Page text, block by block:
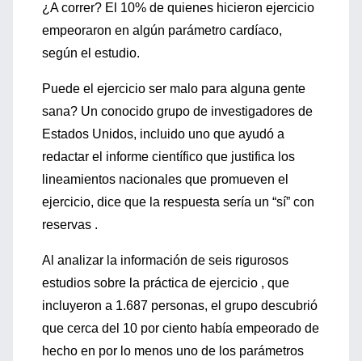
¿A correr? El 10% de quienes hicieron ejercicio
empeoraron en algún parámetro cardíaco,
según el estudio.
Puede el ejercicio ser malo para alguna gente
sana? Un conocido grupo de investigadores de
Estados Unidos, incluido uno que ayudó a
redactar el informe científico que justifica los
lineamientos nacionales que promueven el
ejercicio, dice que la respuesta sería un “sí” con
reservas .
Al analizar la información de seis rigurosos
estudios sobre la práctica de ejercicio , que
incluyeron a 1.687 personas, el grupo descubrió
que cerca del 10 por ciento había empeorado de
hecho en por lo menos uno de los parámetros